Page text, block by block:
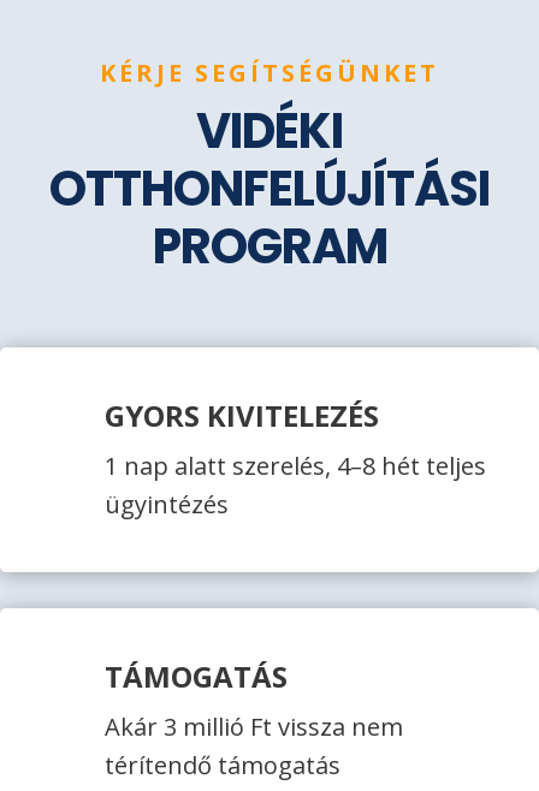
KÉRJE SEGÍTSÉGÜNKET
VIDÉKI
OTTHONFELÚJÍTÁSI
PROGRAM
GYORS KIVITELEZÉS
1 nap alatt szerelés, 4–8 hét teljes
ügyintézés
TÁMOGATÁS
Akár 3 millió Ft vissza nem
térítendő támogatás